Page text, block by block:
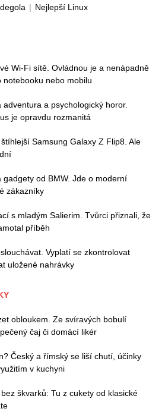
| Nejlepší Linux
Wi-Fi sítě. Ovládnou je a nenápadně
nebo mobilu
a psychologický horor.
je opravdu rozmanitá
Samsung Galaxy Z Flip8. Ale
od BMW. Jde o moderní
zákazníky
s mladým Salierim. Tvůrci přiznali, že
příběh
Vyplatí se zkontrolovat
uložené nahrávky
obloukem. Ze svíravých bobulí
čaj či domácí likér
Český a římský se liší chutí, účinky
v kuchyni
škvarků: Tu z cukety od klasické